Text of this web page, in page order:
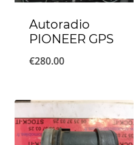
Autoradio
PIONEER GPS
€280.00